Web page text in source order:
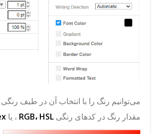
می‌توانیم رنگ را با انتخاب آن در طیف رنگی
مقدار رنگ در کدهای رنگی RGB، HSL، یا